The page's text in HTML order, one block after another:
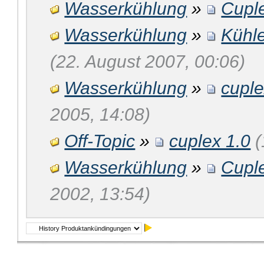
Wasserkühlung »
Wasserkühlung »
(22. August 2007, 00:06)
Wasserkühlung »
2005, 14:08)
Off-Topic » cuplex 1.0
Wasserkühlung »
2002, 13:54)